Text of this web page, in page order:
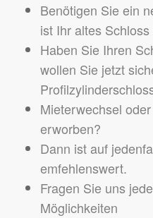
Benötigen Sie ein
ist Ihr altes
Haben Sie Ihren
wollen Sie jetzt
Mieterwechsel
erworben?
Dann ist auf
emfehlenswert.
Fragen Sie uns
Möglichkeiten